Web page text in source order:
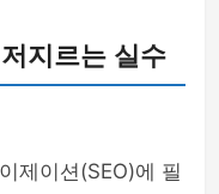
지르는 실수
제이션(SEO)에 필